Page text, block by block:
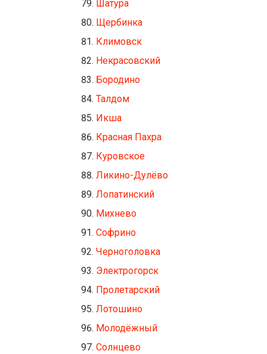
Шатура
Щербинка
Климовск
Некрасовский
Бородино
Талдом
Икша
Красная Пахра
Куровское
Ликино-Дулёво
Лопатинский
Михнево
Софрино
Черноголовка
Электрогорск
Пролетарский
Лотошино
Молодёжный
Солнцево